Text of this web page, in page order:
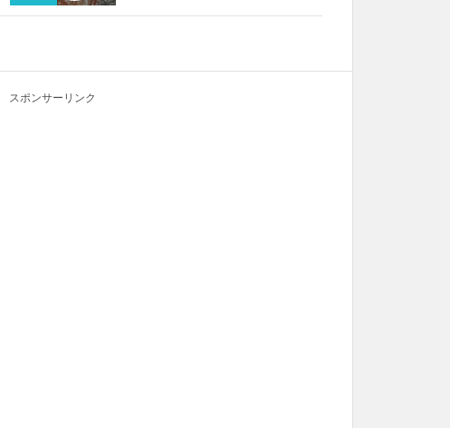
スポンサーリンク